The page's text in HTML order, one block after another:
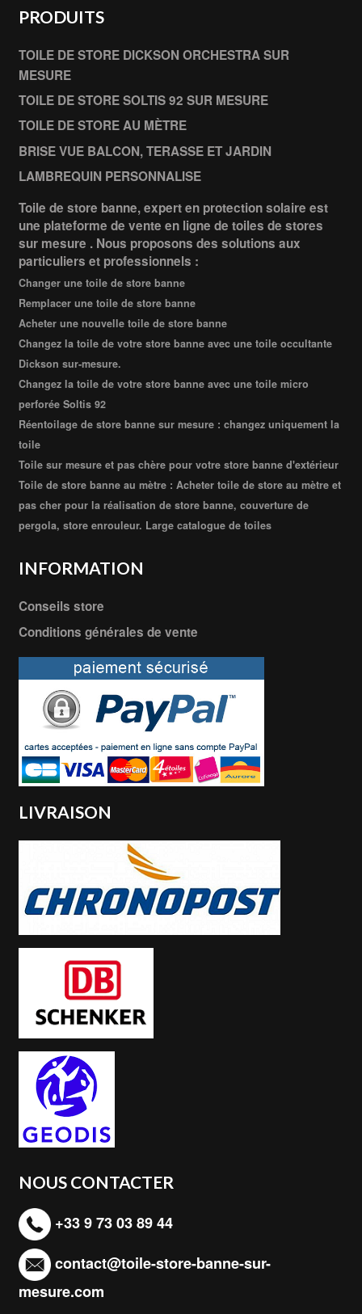
PRODUITS
TOILE DE STORE DICKSON ORCHESTRA SUR
MESURE
TOILE DE STORE SOLTIS 92 SUR MESURE
TOILE DE STORE AU MÈTRE
BRISE VUE BALCON, TERASSE ET JARDIN
LAMBREQUIN PERSONNALISE
Toile de store banne, expert en protection solaire est
une plateforme de vente en ligne de toiles de stores
sur mesure . Nous proposons des solutions aux
particuliers et professionnels :
Changer une toile de store banne
Remplacer une toile de store banne
Acheter une nouvelle toile de store banne
Changez la toile de votre store banne avec une toile occultante
Dickson sur-mesure.
Changez la toile de votre store banne avec une toile micro
perforée Soltis 92
Réentoilage de store banne sur mesure : changez uniquement la
toile
Toile sur mesure et pas chère pour votre store banne d'extérieur
Toile de store banne au mètre : Acheter toile de store au mètre et
pas cher pour la réalisation de store banne, couverture de
pergola, store enrouleur. Large catalogue de toiles
INFORMATION
Conseils store
Conditions générales de vente
LIVRAISON
NOUS CONTACTER
+33 9 73 03 89 44
contact@toile-store-banne-sur-
mesure.com